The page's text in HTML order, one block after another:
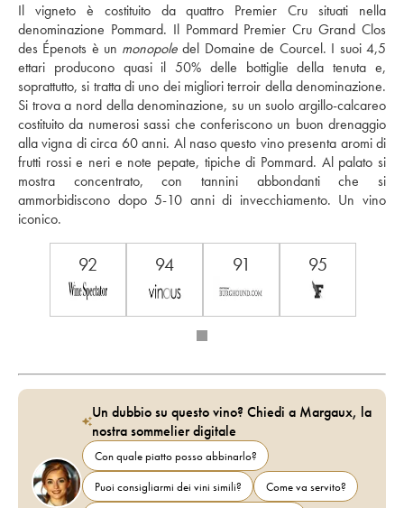
Il vigneto è costituito da quattro Premier Cru situati nella
denominazione Pommard. Il Pommard Premier Cru Grand Clos
des Épenots è un monopole del Domaine de Courcel. I suoi 4,5
ettari producono quasi il 50% delle bottiglie della tenuta e,
soprattutto, si tratta di uno dei migliori terroir della denominazione.
Si trova a nord della denominazione, su un suolo argillo-calcareo
costituito da numerosi sassi che conferiscono un buon drenaggio
alla vigna di circa 60 anni. Al naso questo vino presenta aromi di
frutti rossi e neri e note pepate, tipiche di Pommard. Al palato si
mostra concentrato, con tannini abbondanti che si
ammorbidiscono dopo 5-10 anni di invecchiamento. Un vino
iconico.
92 94 91 95
Un dubbio su questo vino? Chiedi a Margaux, la
nostra sommelier digitale
Con quale piatto posso abbinarlo?
Puoi consigliarmi dei vini simili?
Come va servito?